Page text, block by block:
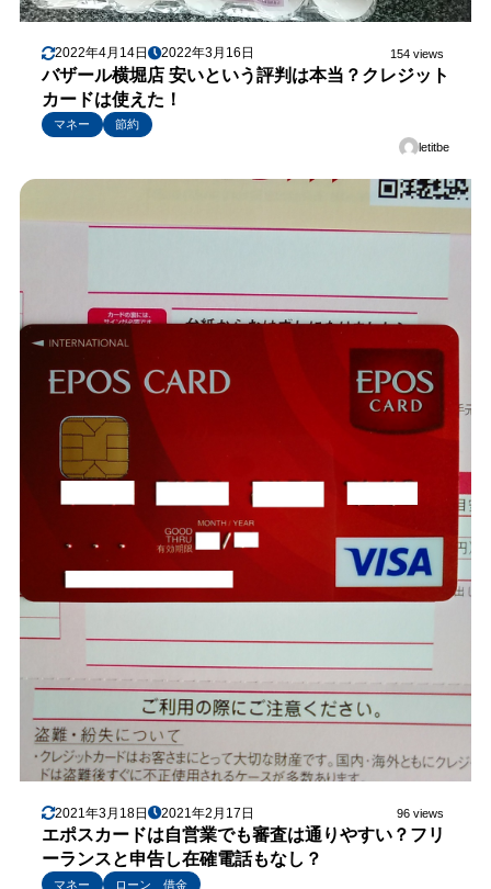
2022年4月14日 2022年3月16日 154 views
バザール横堀店 安いという評判は本当？クレジット
カードは使えた！
マネー
節約
letitbe
2021年3月18日 2021年2月17日 96 views
エポスカードは自営業でも審査は通りやすい？フリ
ーランスと申告し在確電話もなし？
マネー ローン 借金